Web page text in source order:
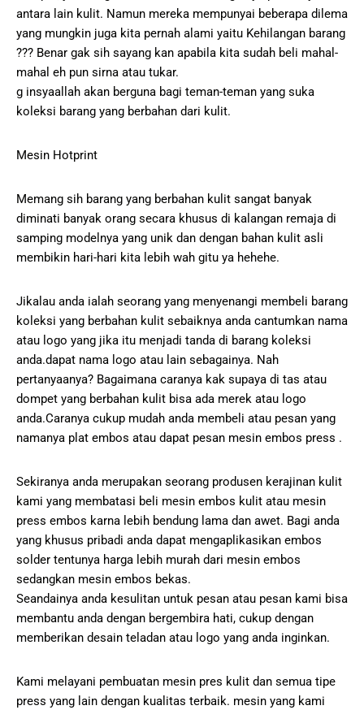
antara lain kulit. Namun mereka mempunyai beberapa dilema
yang mungkin juga kita pernah alami yaitu Kehilangan barang
??? Benar gak sih sayang kan apabila kita sudah beli mahal-
mahal eh pun sirna atau tukar.
g insyaallah akan berguna bagi teman-teman yang suka
koleksi barang yang berbahan dari kulit.
Mesin Hotprint
Memang sih barang yang berbahan kulit sangat banyak
diminati banyak orang secara khusus di kalangan remaja di
samping modelnya yang unik dan dengan bahan kulit asli
membikin hari-hari kita lebih wah gitu ya hehehe.
Jikalau anda ialah seorang yang menyenangi membeli barang
koleksi yang berbahan kulit sebaiknya anda cantumkan nama
atau logo yang jika itu menjadi tanda di barang koleksi
anda.dapat nama logo atau lain sebagainya. Nah
pertanyaanya? Bagaimana caranya kak supaya di tas atau
dompet yang berbahan kulit bisa ada merek atau logo
anda.Caranya cukup mudah anda membeli atau pesan yang
namanya plat embos atau dapat pesan mesin embos press .
Sekiranya anda merupakan seorang produsen kerajinan kulit
kami yang membatasi beli mesin embos kulit atau mesin
press embos karna lebih bendung lama dan awet. Bagi anda
yang khusus pribadi anda dapat mengaplikasikan embos
solder tentunya harga lebih murah dari mesin embos
sedangkan mesin embos bekas.
Seandainya anda kesulitan untuk pesan atau pesan kami bisa
membantu anda dengan bergembira hati, cukup dengan
memberikan desain teladan atau logo yang anda inginkan.
Kami melayani pembuatan mesin pres kulit dan semua tipe
press yang lain dengan kualitas terbaik. mesin yang kami